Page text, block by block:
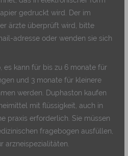
gedruckt wird. Der im
ärzte überprüft wird, bitte
adresse oder wenden sie sich
es kann für bis zu 6 monate für
und 3 monate für kleinere
werden. Duphaston kaufen
mit flüssigkeit, auch in
praxis erforderlich. Sie müssen
fragebogen ausfüllen,
arzneispezialitäten.